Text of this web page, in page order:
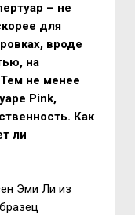
– не
для
вроде
на
не менее
Pink,
Как
ли
Эми Ли из